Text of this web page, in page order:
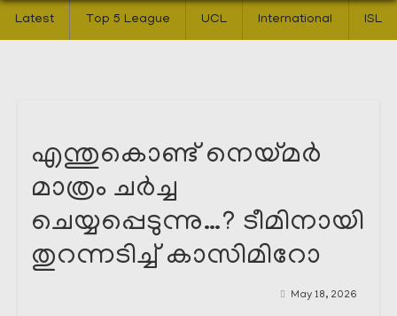
Latest Top 5 League UCL International ISL
എന്തുകൊണ്ട് നെയ്മർ
മാത്രം ചർച്ച
ചെയ്യപ്പെടുന്നു…? ടീമിനായി
തുറന്നടിച്ച് കാസിമിറോ
May 18, 2026